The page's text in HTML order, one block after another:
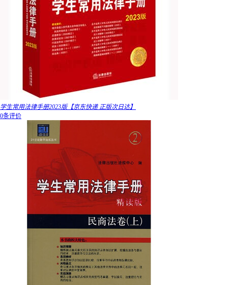
学生常用法律手册2023版【京东快递 正版次日达】
0条评价